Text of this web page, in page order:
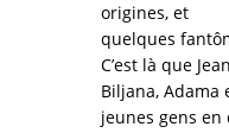
origines, et
quelques
C’est là que
Biljana, Adama
jeunes gens en